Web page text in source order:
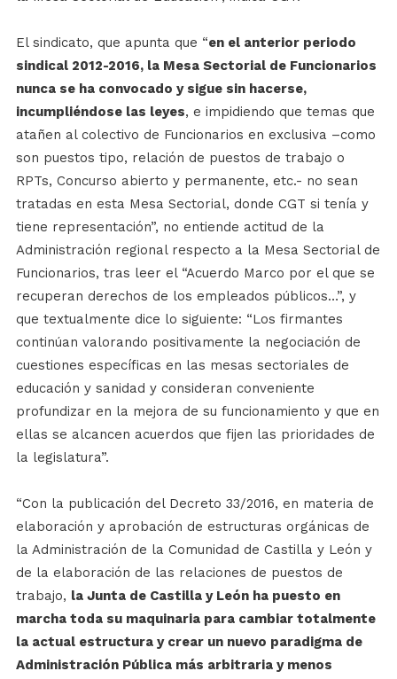
El sindicato, que apunta que “en el anterior periodo
sindical 2012-2016, la Mesa Sectorial de Funcionarios
nunca se ha convocado y sigue sin hacerse,
incumpliéndose las leyes, e impidiendo que temas que
atañen al colectivo de Funcionarios en exclusiva –como
son puestos tipo, relación de puestos de trabajo o
RPTs, Concurso abierto y permanente, etc.- no sean
tratadas en esta Mesa Sectorial, donde CGT si tenía y
tiene representación”, no entiende actitud de la
Administración regional respecto a la Mesa Sectorial de
Funcionarios, tras leer el “Acuerdo Marco por el que se
recuperan derechos de los empleados públicos…”, y
que textualmente dice lo siguiente: “Los firmantes
continúan valorando positivamente la negociación de
cuestiones específicas en las mesas sectoriales de
educación y sanidad y consideran conveniente
profundizar en la mejora de su funcionamiento y que en
ellas se alcancen acuerdos que fijen las prioridades de
la legislatura”.
“Con la publicación del Decreto 33/2016, en materia de
elaboración y aprobación de estructuras orgánicas de
la Administración de la Comunidad de Castilla y León y
de la elaboración de las relaciones de puestos de
trabajo, la Junta de Castilla y León ha puesto en
marcha toda su maquinaria para cambiar totalmente
la actual estructura y crear un nuevo paradigma de
Administración Pública más arbitraria y menos